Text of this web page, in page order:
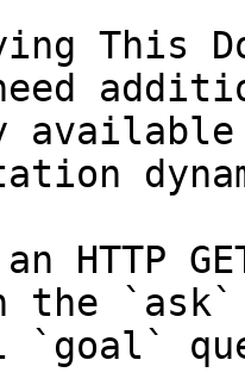
This
available
HTTP
the
`goal`